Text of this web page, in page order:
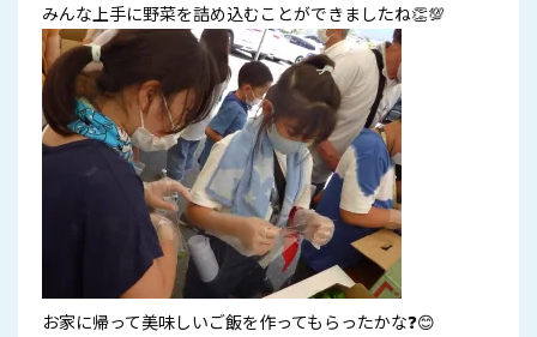
みんな上手に野菜を詰め込むことができましたね👏💯
お家に帰って美味しいご飯を作ってもらったかな❓😊